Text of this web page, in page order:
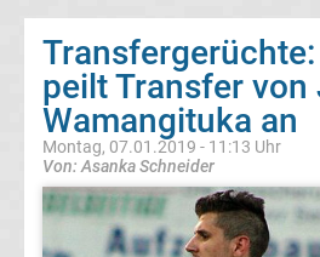
3.
Liga
DFB-
Pokal
peilt Transfer von
Wamangituka an
Montag, 07.01.2019 - 11:13 Uhr
Von: Asanka Schneider